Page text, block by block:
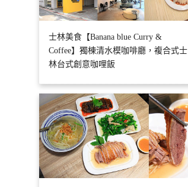
士林美食【Banana blue Curry &
Coffee】獨棟清水模咖啡廳，複合式士
林台式創意咖哩飯